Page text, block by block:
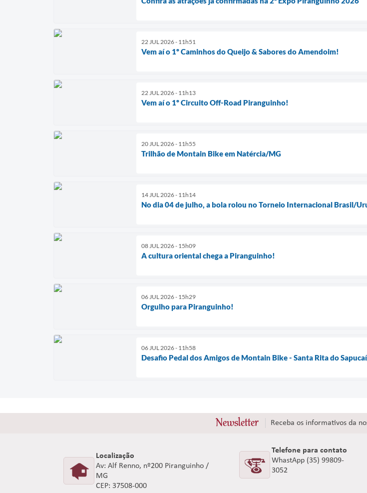
22 JUL 2026 - 11h51
Vem aí o 1º Caminhos do Queijo & Sabores do Amendoim!
22 JUL 2026 - 11h13
Vem aí o 1º Circuito Off-Road Piranguinho!
20 JUL 2026 - 11h55
Trilhão de Montain Bike em Natércia/MG
14 JUL 2026 - 11h14
No dia 04 de julho, a bola rolou no Torneio Internacional Brasil/
08 JUL 2026 - 15h09
A cultura oriental chega a Piranguinho!
06 JUL 2026 - 15h29
Orgulho para Piranguinho!
06 JUL 2026 - 11h58
Desafio Pedal dos Amigos de Montain Bike - Santa Rita do
Newsletter Receba os informativos da
Localização
Av: Alf Renno, nº200 Piranguinho /
MG
CEP: 37508-000
Telefone para contato
WhastApp (35) 99809-
3052